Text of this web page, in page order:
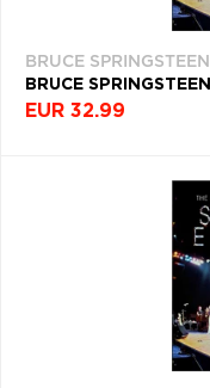
BRUCE SPRINGSTEEN
EUR 32.99